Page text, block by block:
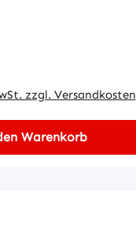
zzgl. Versandkosten
Warenkorb